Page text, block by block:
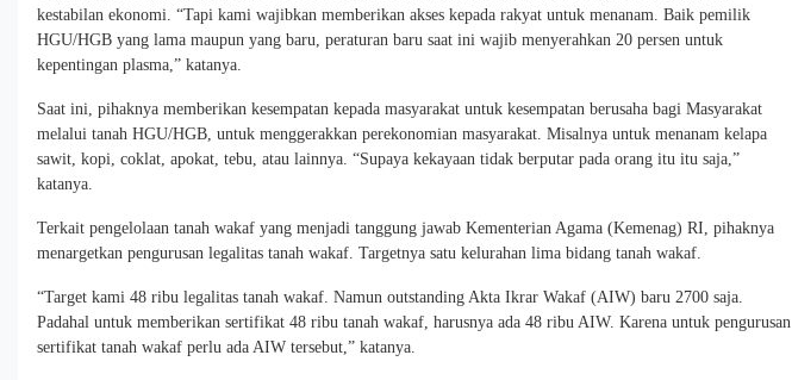
kestabilan ekonomi. “Tapi kami wajibkan memberikan akses kepada rakyat untuk menanam. Baik pemilik
HGU/HGB yang lama maupun yang baru, peraturan baru saat ini wajib menyerahkan 20 persen untuk
kepentingan plasma,” katanya.
Saat ini, pihaknya memberikan kesempatan kepada masyarakat untuk kesempatan berusaha bagi Masyarakat
melalui tanah HGU/HGB, untuk menggerakkan perekonomian masyarakat. Misalnya untuk menanam kelapa
sawit, kopi, coklat, apokat, tebu, atau lainnya. “Supaya kekayaan tidak berputar pada orang itu itu saja,”
katanya.
Terkait pengelolaan tanah wakaf yang menjadi tanggung jawab Kementerian Agama (Kemenag) RI, pihaknya
menargetkan pengurusan legalitas tanah wakaf. Targetnya satu kelurahan lima bidang tanah wakaf.
“Target kami 48 ribu legalitas tanah wakaf. Namun outstanding Akta Ikrar Wakaf (AIW) baru 2700 saja.
Padahal untuk memberikan sertifikat 48 ribu tanah wakaf, harusnya ada 48 ribu AIW. Karena untuk pengurusan
sertifikat tanah wakaf perlu ada AIW tersebut,” katanya.